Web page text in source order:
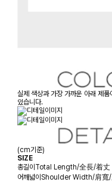
실제 색상과 가장 가까운 아래 제
있습니다.
(cm기준)
SIZE
총길이 Total Length/全長/着丈
어깨넓이 Shoulder Width/肩寬